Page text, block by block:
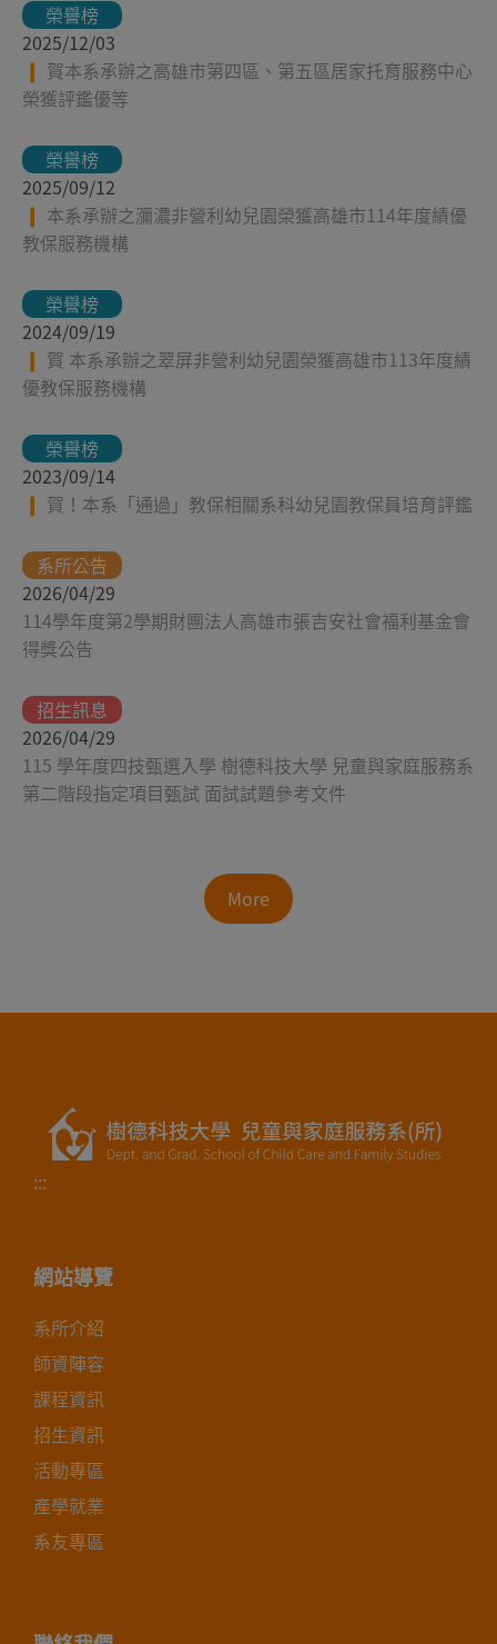
榮譽榜
2025/12/03
賀本系承辦之高雄市第四區、第五區居家托育服務中心
榮獲評鑑優等
榮譽榜
2025/09/12
本系承辦之瀰濃非營利幼兒園榮獲高雄市114年度績優
教保服務機構
榮譽榜
2024/09/19
賀 本系承辦之翠屏非營利幼兒園榮獲高雄市113年度績
優教保服務機構
榮譽榜
2023/09/14
賀！本系「通過」教保相關系科幼兒園教保員培育評鑑
系所公告
2026/04/29
114學年度第2學期財團法人高雄市張吉安社會福利基金會
得獎公告
招生訊息
2026/04/29
115 學年度四技甄選入學 樹德科技大學 兒童與家庭服務系
第二階段指定項目甄試 面試試題參考文件
More
:::
網站導覽
系所介紹
師資陣容
課程資訊
招生資訊
活動專區
產學就業
系友專區